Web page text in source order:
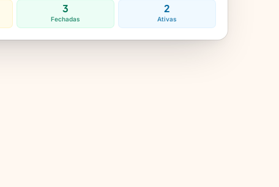
3
Fechadas
2
Ativas